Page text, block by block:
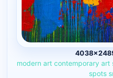
modern art contemporary art
spots